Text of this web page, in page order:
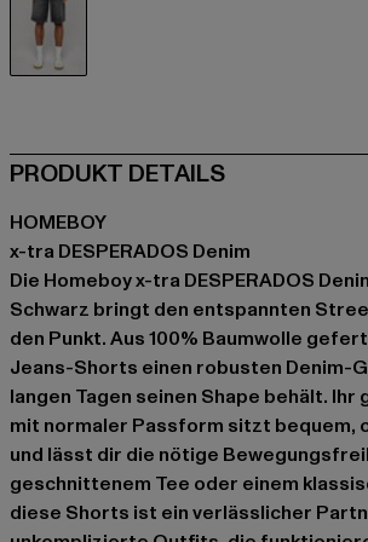
PRODUKT DETAILS
HOMEBOY
x-tra DESPERADOS Denim
Die Homeboy x-tra DESPERADOS
Schwarz bringt den entspannten
den Punkt. Aus 100% Baumwolle
Jeans-Shorts einen robusten Denim-
langen Tagen seinen Shape behält.
mit normaler Passform sitzt bequem,
und lässt dir die nötige
geschnittenem Tee oder einem
diese Shorts ist ein verlässlicher